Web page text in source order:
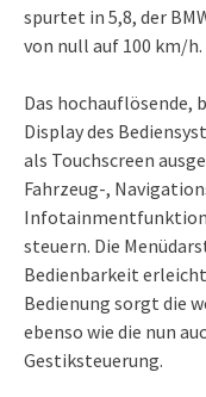
spurtet in 5,8, der
von null auf 100 km/h.
Das hochauflösende,
Display des
als Touchscreen
Fahrzeug-,
steuern. Die
Bedienbarkeit
Bedienung sorgt die
ebenso wie die nun
Gestiksteuerung.